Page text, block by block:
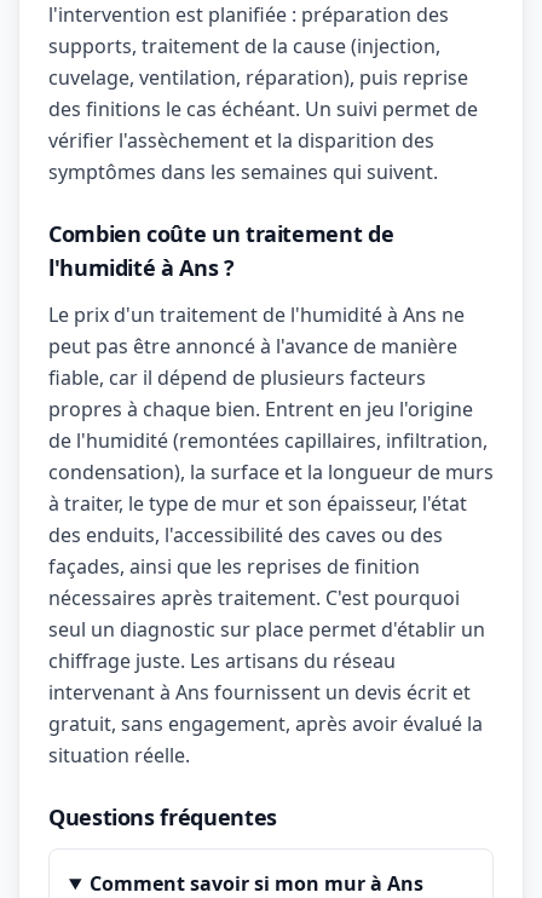
l'intervention est planifiée : préparation des
supports, traitement de la cause (injection,
cuvelage, ventilation, réparation), puis reprise
des finitions le cas échéant. Un suivi permet de
vérifier l'assèchement et la disparition des
symptômes dans les semaines qui suivent.
Combien coûte un traitement de
l'humidité à Ans ?
Le prix d'un traitement de l'humidité à Ans ne
peut pas être annoncé à l'avance de manière
fiable, car il dépend de plusieurs facteurs
propres à chaque bien. Entrent en jeu l'origine
de l'humidité (remontées capillaires, infiltration,
condensation), la surface et la longueur de murs
à traiter, le type de mur et son épaisseur, l'état
des enduits, l'accessibilité des caves ou des
façades, ainsi que les reprises de finition
nécessaires après traitement. C'est pourquoi
seul un diagnostic sur place permet d'établir un
chiffrage juste. Les artisans du réseau
intervenant à Ans fournissent un devis écrit et
gratuit, sans engagement, après avoir évalué la
situation réelle.
Questions fréquentes
Comment savoir si mon mur à Ans